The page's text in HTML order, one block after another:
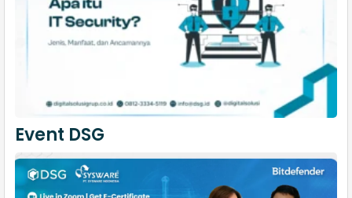
Event DSG